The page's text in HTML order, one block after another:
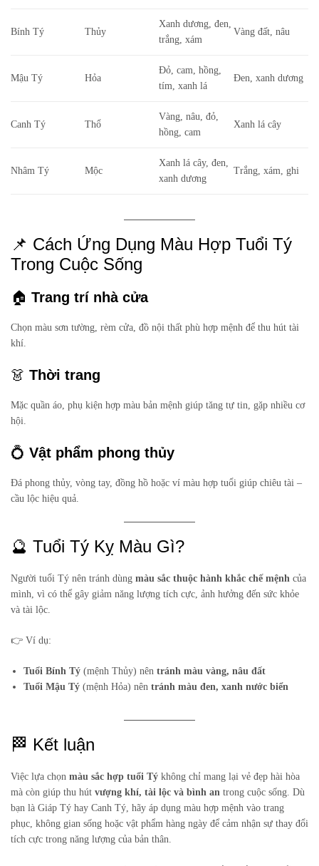
Bính Tý Thủy
Xanh dương, đen,
trắng, xám
Vàng đất, nâu
Mậu Tý Hỏa
Đỏ, cam, hồng,
tím, xanh lá
Đen, xanh dương
Canh Tý Thổ
Vàng, nâu, đỏ,
hồng, cam
Xanh lá cây
Nhâm Tý Mộc
Xanh lá cây, đen,
xanh dương
Trắng, xám, ghi
📌 Cách Ứng Dụng Màu Hợp Tuổi Tý
Trong Cuộc Sống
🏠 Trang trí nhà cửa
Chọn màu sơn tường, rèm cửa, đồ nội thất phù hợp mệnh để thu hút tài
khí.
👗 Thời trang
Mặc quần áo, phụ kiện hợp màu bản mệnh giúp tăng tự tin, gặp nhiều cơ
hội.
💍 Vật phẩm phong thủy
Đá phong thủy, vòng tay, đồng hồ hoặc ví màu hợp tuổi giúp chiêu tài –
cầu lộc hiệu quả.
🔮 Tuổi Tý Kỵ Màu Gì?
Người tuổi Tý nên tránh dùng màu sắc thuộc hành khắc chế mệnh của
mình, vì có thể gây giảm năng lượng tích cực, ảnh hưởng đến sức khỏe
và tài lộc.
👉 Ví dụ:
Tuổi Bính Tý (mệnh Thủy) nêntránh màu vàng, nâu đất
Tuổi Mậu Tý (mệnh Hỏa) nêntránh màu đen, xanh nước biển
🏁 Kết luận
Việc lựa chọn màu sắc hợp tuổi Tý không chỉ mang lại vẻ đẹp hài hòa
mà còn giúp thu hút vượng khí, tài lộc và bình an trong cuộc sống. Dù
bạn là Giáp Tý hay Canh Tý, hãy áp dụng màu hợp mệnh vào trang
phục, không gian sống hoặc vật phẩm hàng ngày để cảm nhận sự thay đổi
tích cực trong năng lượng của bản thân.